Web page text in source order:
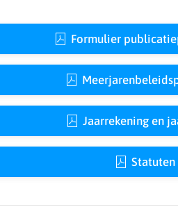
Formulier
Jaarrekening en
Statuten